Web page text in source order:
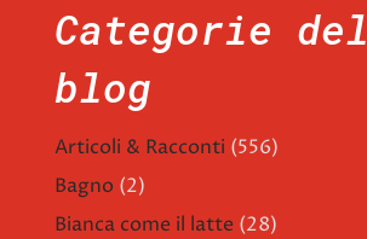
Categorie del
blog
Articoli & Racconti (556)
Bagno (2)
Bianca come il latte (28)